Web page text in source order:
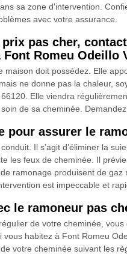
sa zone d'intervention.
avec votre assurance.
pas cher,
Romeu Odeillo
maison doit possédez. Elle
ne donne pas la chaleur,
Elle viendra
de sa cheminée.
pour assurer le
Il s’agit d’éliminer la
les feux de cheminée. Il
ramonage produisent de
est impeccable et
le ramoneur pas
de votre cheminée,
habitez à Font Romeu
votre cheminée suivant les